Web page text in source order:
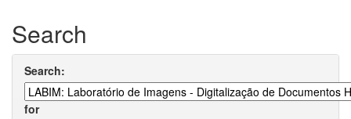
Search
Search:
for